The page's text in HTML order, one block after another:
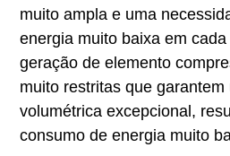
muito ampla e uma
energia muito baixa em
geração de elemento
muito restritas que
volumétrica excepcional,
consumo de energia muito